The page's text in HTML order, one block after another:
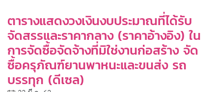
ตารางแสดงวงเงินงบประมาณที่ได้รับ
จัดสรรและราคากลาง (ราคาอ้างอิง) ใน
การจัดซื้อจัดจ้างที่มิใช่งานก่อสร้าง จัด
ซื้อครุภัณฑ์ยานพาหนะและขนส่ง รถ
บรรทุก (ดีเซล)